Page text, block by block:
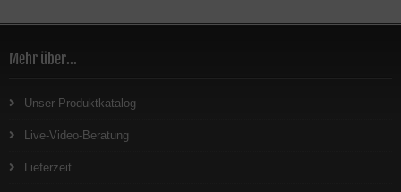
Mehr über...
Unser Produktkatalog
Live-Video-Beratung
Lieferzeit